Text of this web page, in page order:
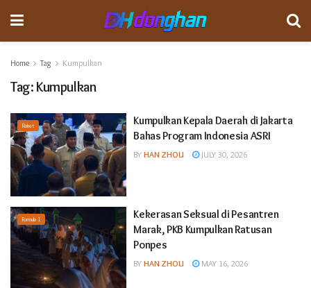
Home Tag Kumpulkan
Tag: Kumpulkan
Raket
Kumpulkan Kepala Daerah di Jakarta
Bahas Program Indonesia ASRI
BY HAN ZHOU JULY 30, 2026
Formula 1
Kekerasan Seksual di Pesantren
Marak, PKB Kumpulkan Ratusan
Ponpes
BY HAN ZHOU MAY 16, 2026